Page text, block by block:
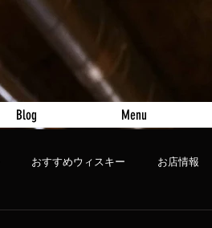
Blog Menu
おすすめウィスキー お店情報